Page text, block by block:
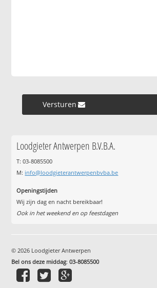
Versturen »
Loodgieter Antwerpen B.V.B.A.
T: 03-8085500
M: info@loodgieterantwerpenbvba.be
Openingstijden
Wij zijn dag en nacht bereikbaar!
Ook in het weekend en op feestdagen
© 2026 Loodgieter Antwerpen
Bel ons deze middag:03-8085500